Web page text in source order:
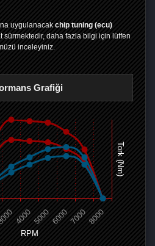
uygulanacak chip tuning (ecu)
sürmektedir, daha fazla bilgi için lütfen
inceleyiniz.
Grafiği
RPM
Tork (Nm)
40005000600070008000